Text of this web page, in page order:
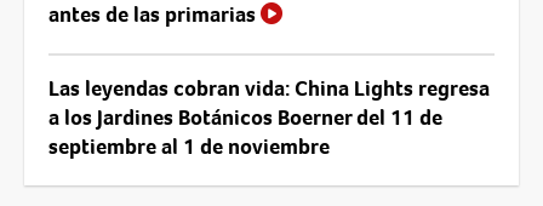
antes de las primarias
Las leyendas cobran vida: China Lights regresa
a los Jardines Botánicos Boerner del 11 de
septiembre al 1 de noviembre